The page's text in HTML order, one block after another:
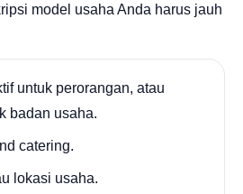
model usaha Anda harus jauh
untuk perorangan, atau
badan usaha.
catering.
lokasi usaha.